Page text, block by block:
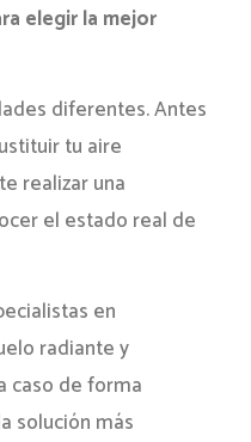
elegir la mejor
diferentes. Antes
tu aire
realizar una
el estado real de
en
radiante y
caso de forma
solución más